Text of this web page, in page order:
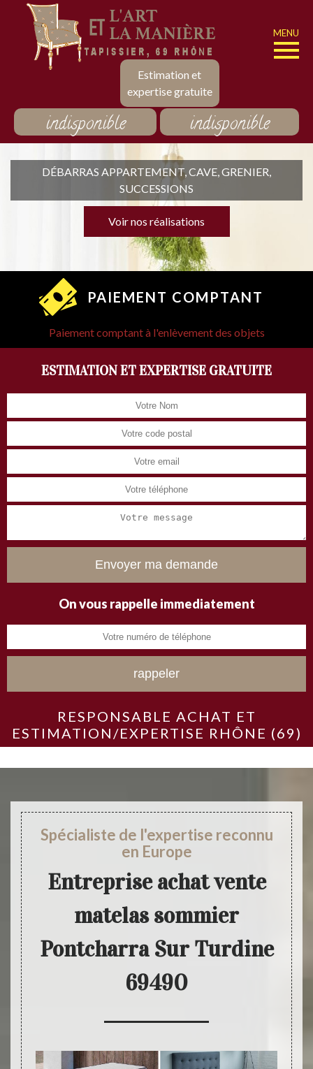
Estimation et
expertise gratuite
MENU
indisponible indisponible
DÉBARRAS APPARTEMENT, CAVE, GRENIER,
SUCCESSIONS
Voir nos réalisations
PAIEMENT COMPTANT
Paiement comptant à l'enlèvement des objets
ESTIMATION ET EXPERTISE GRATUITE
On vous rappelle immediatement
RESPONSABLE ACHAT ET
ESTIMATION/EXPERTISE RHÔNE (69)
Spécialiste de l'expertise reconnu
en Europe
Entreprise achat vente
matelas sommier
Pontcharra Sur Turdine
69490